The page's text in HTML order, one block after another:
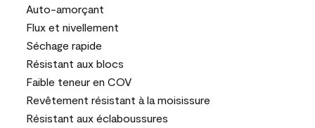
Auto-amorçant
Flux et nivellement
Séchage rapide
Résistant aux blocs
Faible teneur en COV
Revêtement résistant à la moisissure
Résistant aux éclaboussures